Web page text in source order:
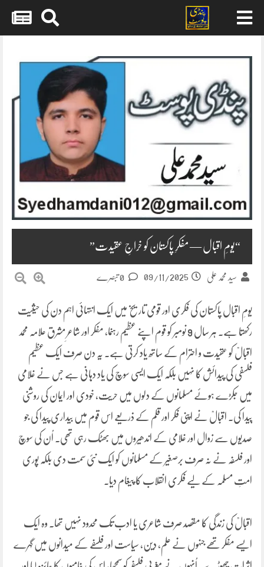
content
“یومِ اقبال — مفکرِ پاکستان کو خراجِ عقیدت”
سید محمد علی 09/11/2025
یومِ اقبال پاکستان کی فکری اور قومی تاریخ میں ایک انتہائی اہم دن کی حیثیت
رکھتا ہے۔ ہر سال 9 نومبر کو قوم اپنے عظیم رہنما، مفکر اور شاعرِ مشرق علامہ محمد
اقبالؒ کو عقیدت و احترام کے ساتھ یاد کرتی ہے۔ یہ دن صرف ایک عظیم
فلسفی کی پیدائش کا نہیں بلکہ ایک ایسی سوچ کی یاد دہانی ہے جس نے غلامی
میں جکڑے ہوئے مسلمانوں کے دلوں میں حریت، خودی اور ایمان کی روشنی
پیدا کی۔ اقبالؒ نے اپنی فکر اور قلم کے ذریعے اس قوم میں بیداری پیدا کی جو
صدیوں سے زوال اور غلامی کے اندھیروں میں بھٹک رہی تھی۔ اُن کی سوچ
اور فلسفہ نے نہ صرف برصغیر کے مسلمانوں کو ایک نئی سمت دی بلکہ پوری
امتِ مسلمہ کے لیے فکری انقلاب کا پیغام دیا۔
اقبالؒ کی زندگی کا مقصد صرف شاعری یا ادب تک محدود نہیں تھا۔ وہ ایک
ایسے مفکر تھے جنہوں نے علم، دین، سیاست اور فلسفے کے میدانوں میں گہرے